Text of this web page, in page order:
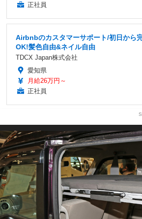
正社員
Airbnbのカスタマーサポート/初日から
OK!髪色自由&ネイル自由
TDCX Japan株式会社
愛知県
月給26万円～
正社員